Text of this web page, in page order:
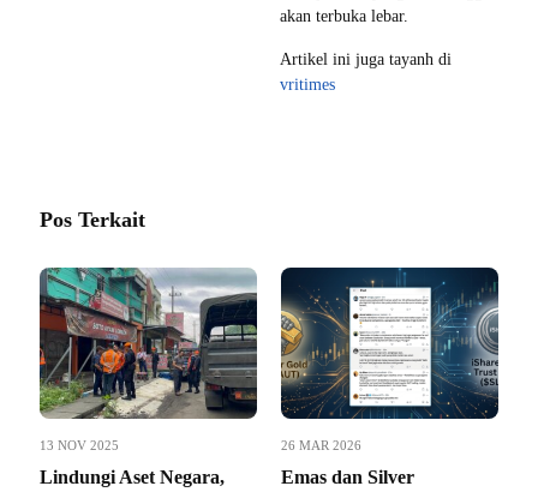
akan terbuka lebar.
Artikel ini juga tayanh di
vritimes
Pos Terkait
13 NOV 2025
Lindungi Aset Negara,
26 MAR 2026
Emas dan Silver